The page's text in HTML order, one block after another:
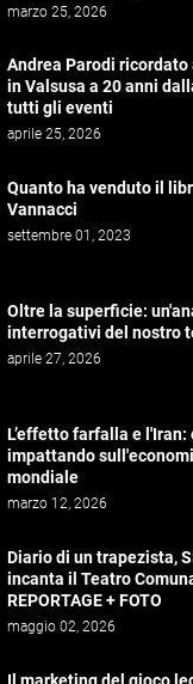
marzo 25, 2026
Andrea Parodi ricordato
in Valsusa a 20 anni
tutti gli eventi
aprile 25, 2026
Quanto ha venduto il
Vannacci
settembre 01, 2023
Oltre la superficie:
interrogativi del nostro
aprile 27, 2026
L’effetto farfalla e l'Iran:
impattando
mondiale
marzo 12, 2026
Diario di un trapezista,
incanta il Teatro
REPORTAGE + FOTO
maggio 02, 2026